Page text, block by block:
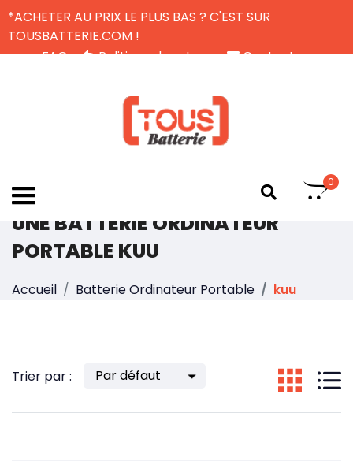
*ACHETER AU PRIX LE PLUS BAS ? C'EST SUR
TOUSBATTERIE.COM !
FAQ
Politique de retour
Contactez-nous
0
UNE BATTERIE ORDINATEUR
PORTABLE KUU
Accueil Batterie Ordinateur Portable kuu
Trier par :